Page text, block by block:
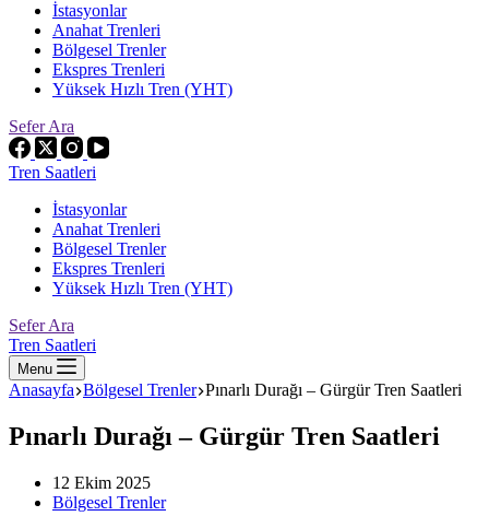
İstasyonlar
Anahat Trenleri
Bölgesel Trenler
Ekspres Trenleri
Yüksek Hızlı Tren (YHT)
Sefer Ara
Tren Saatleri
İstasyonlar
Anahat Trenleri
Bölgesel Trenler
Ekspres Trenleri
Yüksek Hızlı Tren (YHT)
Sefer Ara
Tren Saatleri
Menu
Anasayfa Bölgesel Trenler Pınarlı Durağı – Gürgür Tren Saatleri
Pınarlı Durağı – Gürgür Tren Saatleri
12 Ekim 2025
Bölgesel Trenler